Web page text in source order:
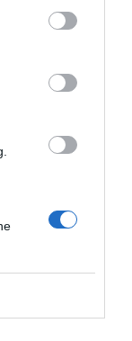
mit Blick auf die
Blick auf die Berge,
und Auschecken
mit Kamin oder im